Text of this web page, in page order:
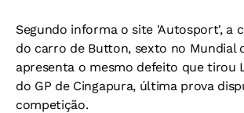
Segundo informa o site 'Autosport', a
do carro de Button, sexto no Mundial
apresenta o mesmo defeito que tirou
do GP de Cingapura, última prova
competição.